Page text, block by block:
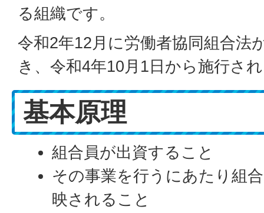
る組織です。
令和2年12月に労働者協同組合法
き、令和4年10月1日から施行さ
基本原理
組合員が出資すること
その事業を行うにあたり組
映されること